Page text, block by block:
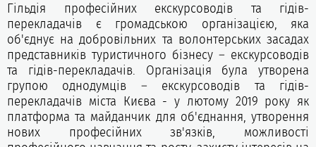
Гільдія професійних екскурсоводів та гідів-
перекладачів є громадською організацією, яка
об'єднує на добровільних та волонтерських засадах
представників туристичного бізнесу – екскурсоводів
та гідів-перекладачів. Організація була утворена
групою однодумців – екскурсоводів та гідів-
перекладачів міста Києва - у лютому 2019 року як
платформа та майданчик для об'єднання, утворення
нових професійних зв'язків, можливості